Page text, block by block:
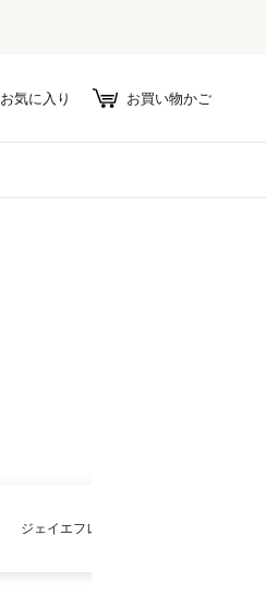
お気に入り お買い物かご
ジェイエフレディメイド